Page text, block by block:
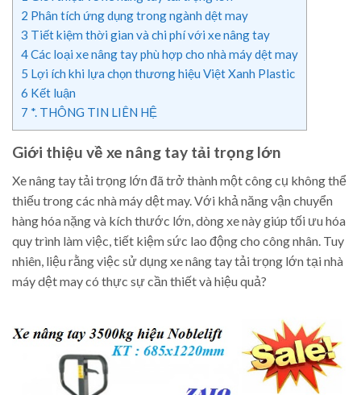
2 Phân tích ứng dụng trong ngành dệt may
3 Tiết kiệm thời gian và chi phí với xe nâng tay
4Các loại xe nâng tay phù hợp cho nhà máy dệt may
5 Lợi ích khi lựa chọn thương hiệu Việt Xanh Plastic
6 Kết luận
7 *. THÔNG TIN LIÊN HỆ
Giới thiệu về xe nâng tay tải trọng lớn
Xe nâng tay tải trọng lớn đã trở thành một công cụ không thể
thiếu trong các nhà máy dệt may. Với khả năng vận chuyển
hàng hóa nặng và kích thước lớn, dòng xe này giúp tối ưu hóa
quy trình làm việc, tiết kiệm sức lao động cho công nhân. Tuy
nhiên, liệu rằng việc sử dụng xe nâng tay tải trọng lớn tại nhà
máy dệt may có thực sự cần thiết và hiệu quả?